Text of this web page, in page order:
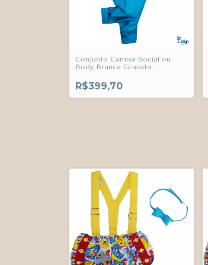
Conjunto Camisa Social ou
Body Branca Gravata
Bermuda Esporte Fino Azul
Turquesa Índigo Trend
R$399,70